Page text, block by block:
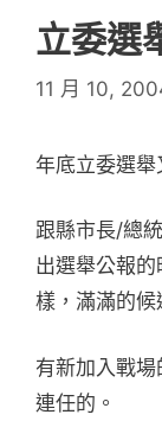
立委選
11 月 10,
年底立委選舉
跟縣市長/總
出選舉公報
樣，滿滿的候
有新加入戰
連任的。